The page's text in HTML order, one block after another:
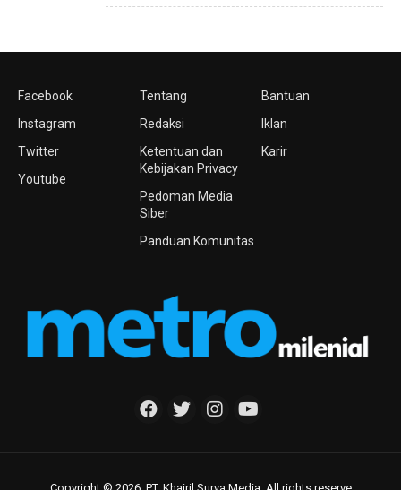
Facebook
Instagram
Twitter
Youtube
Tentang
Redaksi
Ketentuan dan
Kebijakan Privacy
Pedoman Media
Siber
Panduan Komunitas
Bantuan
Iklan
Karir